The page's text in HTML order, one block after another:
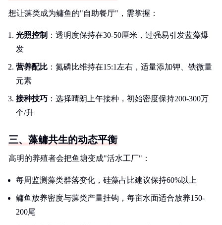
想让藻类成为鳙鱼的"自助餐厅"，需掌握：
光照控制 ：透明度保持在30-50厘米，过强易引发蓝藻爆
发
营养配比 ：氮磷比维持在15:1左右，适量添加钾、铁微量
元素
接种技巧 ：选择晴朗上午接种，初始密度保持200-300万
个/升
三、藻鳙共生的动态平衡
高明的养殖者会把鱼塘变成"活水工厂"：
每周监测藻类群落变化，硅藻占比建议保持60%以上
鳙鱼放养密度与藻类产量挂钩，每亩水面适合放养150-
200尾